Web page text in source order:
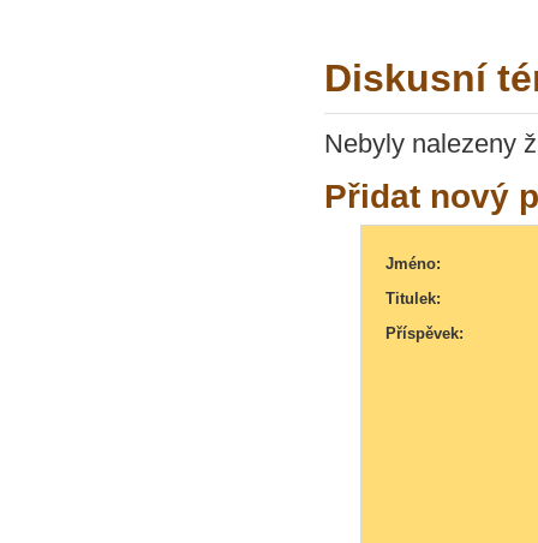
Diskusní
Nebyly nalezeny
Přidat nový
Jméno:
Titulek:
Příspěvek: